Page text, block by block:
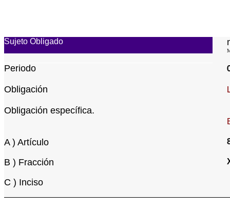
Sujeto Obligado
Periodo
Obligación
Obligación específica.
A ) Artículo
B ) Fracción
C ) Inciso